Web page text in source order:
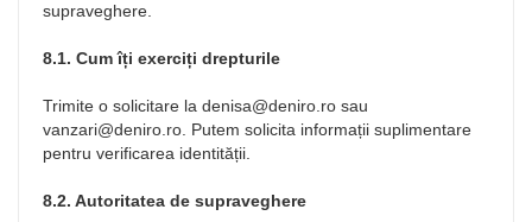
supraveghere.
8.1. Cum îți exerciți drepturile
Trimite o solicitare la denisa@deniro.ro sau
vanzari@deniro.ro . Putem solicita informații suplimentare
pentru verificarea identității.
8.2. Autoritatea de supraveghere